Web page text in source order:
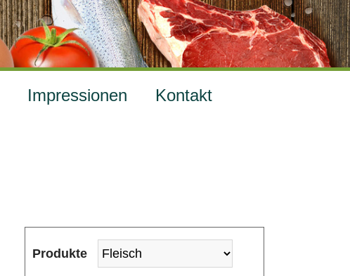
Impressionen Kontakt
Produkte